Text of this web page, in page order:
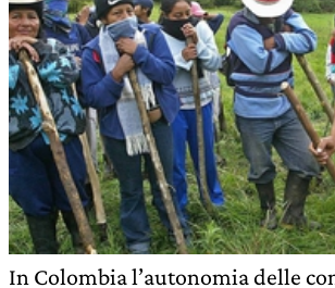
In Colombia l’autonomia delle